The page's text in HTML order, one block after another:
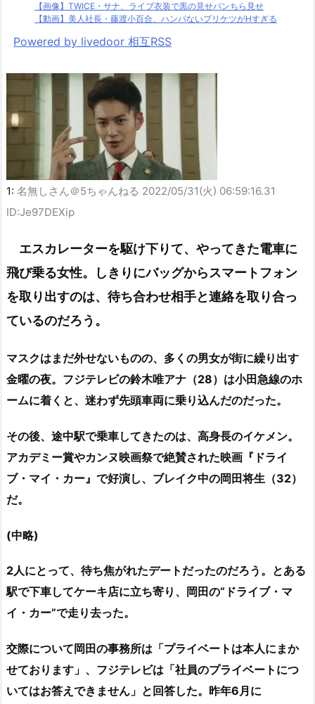
【画像】TWICE・サナ、ライブ衣装で黒の見せパンちら見せ
【動画】美人社長・藤渡小百合、ハンパないプリケツがHすぎる
Powered by livedoor 相互RSS
1: 名無しさん＠5ちゃんねる 2022/05/31(火) 06:59:16.31
ID:Je97DEXip
エスカレーターを駆け下りて、やってきた電車に
飛び乗る女性。しきりにバッグからスマートフォン
を取り出すのは、待ち合わせ相手と連絡を取り合っ
ているのだろう。
マスクはまだ外せないものの、多くの男女が街に繰り出す
金曜の夜。フジテレビの鈴木唯アナ（28）は小田急線のホ
ームに着くと、迷わず先頭車両に乗り込んだのだった。
その後、途中駅で乗車してきたのは、高身長のイケメン。
アカデミー賞やカンヌ映画祭で絶賛された映画『ドライ
ブ・マイ・カー』で好演し、ブレイク中の岡田将生（32）
だ。
(中略)
2人にとって、待ち焦がれたデートだったのだろう。とある
駅で下車してケーキ店に立ち寄り、岡田の“ドライブ・マ
イ・カー”で走り去った。
交際について岡田の事務所は「プライベートは本人にまか
せております」、フジテレビは「社員のプライベートにつ
いてはお答えできません」と回答した。昨年6月に